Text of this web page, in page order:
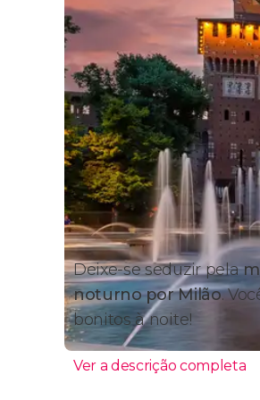
Deixe-se seduzir pela
noturno por Milão.
bonitos à noite!
Ver a descrição completa